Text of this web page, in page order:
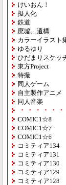
けいおん！
擬人化
鉄道
廃墟、遺構
カラーイラスト
ゆるゆり
ひだまりスケッ
東方Project
特撮
同人ゲーム
自主製作アニメ
同人音楽
・・・・・
COMIC1☆8
COMIC1☆7
COMIC1☆6
コミティア134
コミティア131
コミティア130
コミティア129
コミティア128